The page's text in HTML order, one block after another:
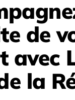
de
avec
la